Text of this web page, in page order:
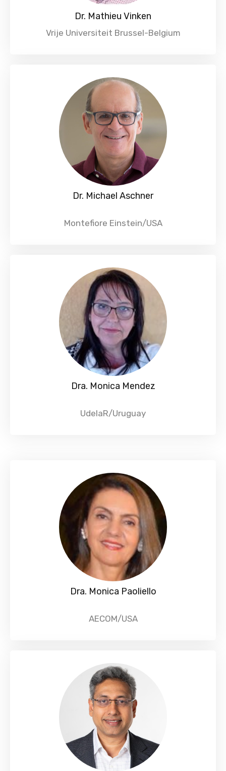
Dr. Mathieu Vinken
Vrije Universiteit Brussel-Belgium
Dr. Michael Aschner
Montefiore Einstein/USA
Dra. Monica Mendez
UdelaR/Uruguay
Dra. Monica Paoliello
AECOM/USA